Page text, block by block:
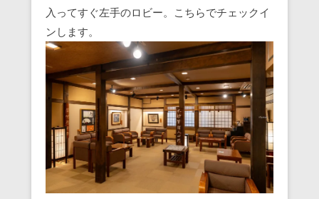
入ってすぐ左手のロビー。こちらでチェックイ
ンします。